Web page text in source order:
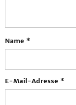
Name *
E-Mail-Adresse *